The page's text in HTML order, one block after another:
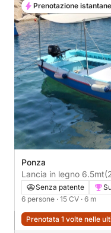
Ponza
Lancia in legno 6.5mt
Senza patente
6 persone · 15 CV · 6 m
Prenotata 1 volte nelle
Prenotazione